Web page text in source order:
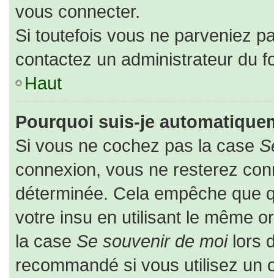
vous connecter.
Si toutefois vous ne parveniez
contactez un administrateur du
Haut
Pourquoi suis-je
Si vous ne cochez pas la case
connexion, vous ne resterez
déterminée. Cela empêche que
votre insu en utilisant le même
la case Se souvenir de moilors
recommandé si vous utilisez un